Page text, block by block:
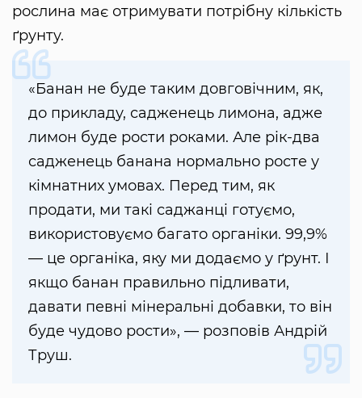
рослина має отримувати потрібну кількість
ґрунту.
«Банан не буде таким довговічним, як,
до прикладу, садженець лимона, адже
лимон буде рости роками. Але рік-два
садженець банана нормально росте у
кімнатних умовах. Перед тим, як
продати, ми такі саджанці готуємо,
використовуємо багато органіки. 99,9%
— це органіка, яку ми додаємо у ґрунт. І
якщо банан правильно підливати,
давати певні мінеральні добавки, то він
буде чудово рости», — розповів Андрій
Труш.